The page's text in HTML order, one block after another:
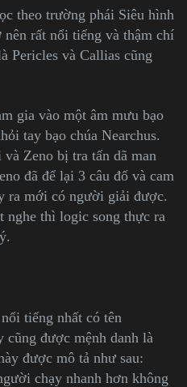
theo trường phái Siêu hình
rất nổi tiếng và thậm chí
Pericles và Callias cũng
gia vào một âm mưu bạo
tay bạo chúa Nearchus.
Zeno bị tra tấn dã man
đã để lại 3 câu đố và cam
ra mới có người giải được.
thì logic song thực ra
tiếng nhất có tên
cũng được mệnh danh là
được mô tả như sau:
chạy nhanh hơn không